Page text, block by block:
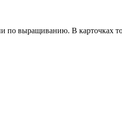
по выращиванию. В карточках